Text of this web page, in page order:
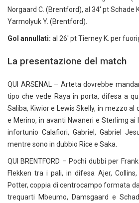
Norgaard C. (Brentford), al 34′ pt Schade
Yarmolyuk Y. (Brentford).
Gol annullati: al 26′ pt Tierney K. per
La presentazione del match
QUI ARSENAL – Arteta dovrebbe
tipo che vede Raya in porta, difesa a
Saliba, Kiwior e Lewis Skelly, in mezzo al
e Merino, in avanti Nwaneri e Sterlimg ai
infortunio Calafiori, Gabriel, Gabriel
mentre sono in dubbio Rice e Saka.
QUI BRENTFORD – Pochi dubbi per
Flekken tra i pali, in difesa Ajer,
Potter, coppia di centrocampo formata
trequarti Mbeumo, Damsgaard e